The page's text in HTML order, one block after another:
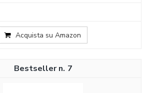
Acquista su Amazon
7